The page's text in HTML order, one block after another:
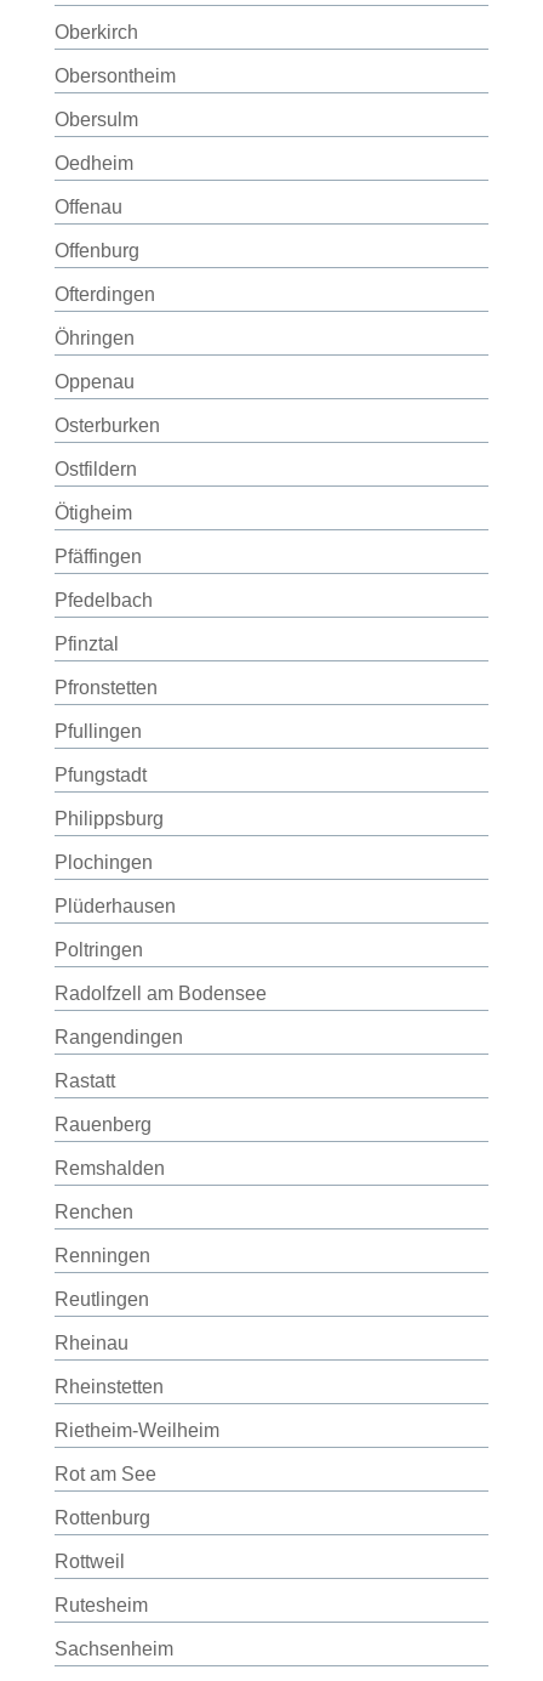
Oberkirch
Obersontheim
Obersulm
Oedheim
Offenau
Offenburg
Ofterdingen
Öhringen
Oppenau
Osterburken
Ostfildern
Ötigheim
Pfäffingen
Pfedelbach
Pfinztal
Pfronstetten
Pfullingen
Pfungstadt
Philippsburg
Plochingen
Plüderhausen
Poltringen
Radolfzell am Bodensee
Rangendingen
Rastatt
Rauenberg
Remshalden
Renchen
Renningen
Reutlingen
Rheinau
Rheinstetten
Rietheim-Weilheim
Rot am See
Rottenburg
Rottweil
Rutesheim
Sachsenheim